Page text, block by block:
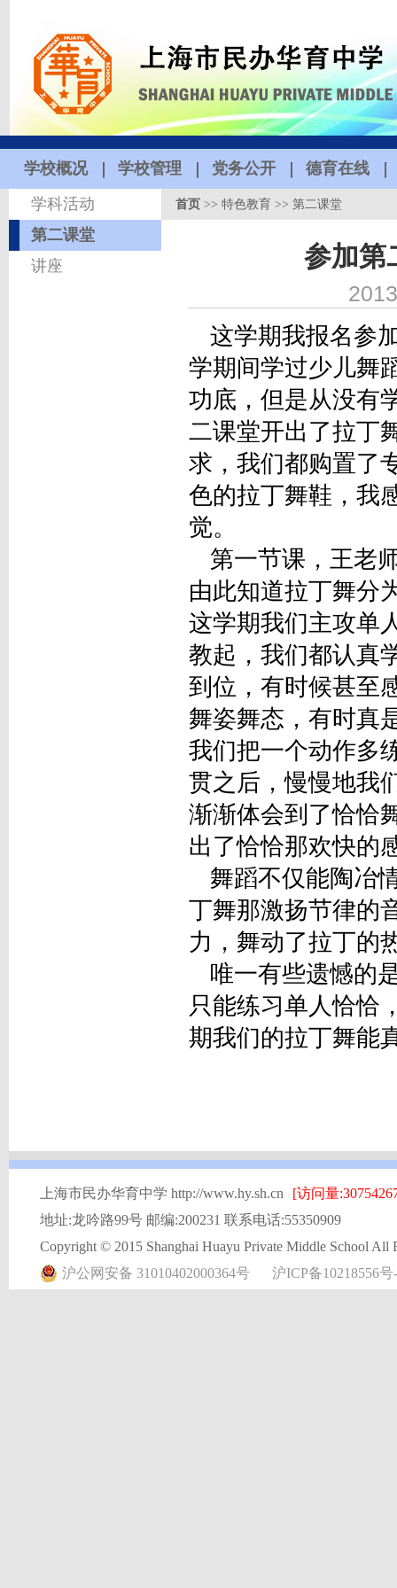
学校概况 学校管理 党务公开
德育在线
学科活动
第二课堂
讲座
首页 >>特色教育 >>第二课堂
参加第
这学期我报名参
学期间学过少儿舞
功底，但是从没有
二课堂开出了拉丁
求，我们都购置了
色的拉丁舞鞋，我
觉。
第一节课，王老
由此知道拉丁舞分
这学期我们主攻单
教起，我们都认真
到位，有时候甚至
舞姿舞态，有时真
我们把一个动作多
贯之后，慢慢地我
渐渐体会到了恰恰
出了恰恰那欢快的
舞蹈不仅能陶冶
丁舞那激扬节律的
力，舞动了拉丁的
唯一有些遗憾的
只能练习单人恰恰
期我们的拉丁舞能
上海市民办华育中学 http://www.hy.sh.cn
[访问量
地址:龙吟路99号 邮编:200231 联系电话:55350909
Copyright © 2015 Shanghai Huayu Private Middle School All
沪公网安备 31010402000364号
沪ICP备10218556号